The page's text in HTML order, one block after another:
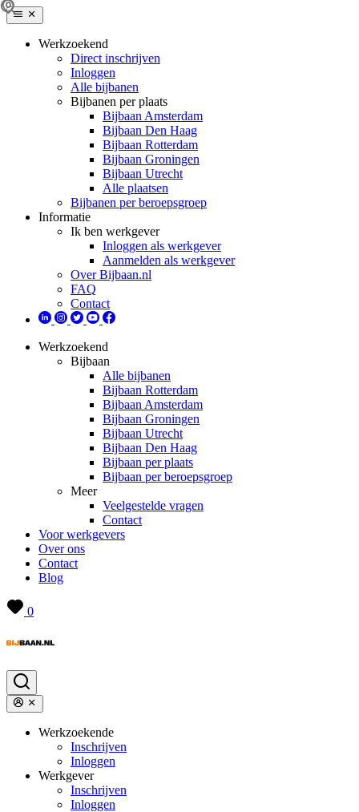
Werkzoekend
Direct inschrijven
Inloggen
Alle bijbanen
Bijbanen per plaats
Bijbaan Amsterdam
Bijbaan Den Haag
Bijbaan Rotterdam
Bijbaan Groningen
Bijbaan Utrecht
Alle plaatsen
Bijbanen per beroepsgroep
Informatie
Ik ben werkgever
Inloggen als werkgever
Aanmelden als werkgever
Over Bijbaan.nl
FAQ
Contact
Werkzoekend
Bijbaan
Alle bijbanen
Bijbaan Rotterdam
Bijbaan Amsterdam
Bijbaan Groningen
Bijbaan Utrecht
Bijbaan Den Haag
Bijbaan per plaats
Bijbaan per beroepsgroep
Meer
Veelgestelde vragen
Contact
Voor werkgevers
Over ons
Contact
Blog
0
Werkzoekende
Inschrijven
Inloggen
Werkgever
Inschrijven
Inloggen